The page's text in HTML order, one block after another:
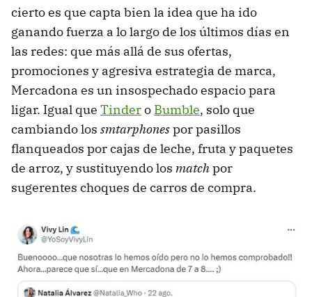
cierto es que capta bien la idea que ha ido
ganando fuerza a lo largo de los últimos días en
las redes: que más allá de sus ofertas,
promociones y agresiva estrategia de marca,
Mercadona es un insospechado espacio para
ligar. Igual que Tindero Bumble, solo que
cambiando los smtarphonespor pasillos
flanqueados por cajas de leche, fruta y paquetes
de arroz, y sustituyendo los matchpor
sugerentes choques de carros de compra.